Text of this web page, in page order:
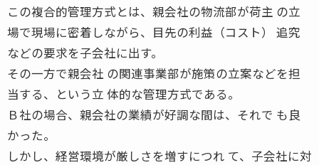
この複合的管理方式とは、親会社の物流部が荷主 の立
場で現場に密着しながら、目先の利益（コスト） 追究
などの要求を子会社に出す。
その一方で親会社 の関連事業部が施策の立案などを担
当する、という立 体的な管理方式である。
Ｂ社の場合、親会社の業績が好調な間は、それで も良
かった。
しかし、経営環境が厳しさを増すにつれ て、子会社に対